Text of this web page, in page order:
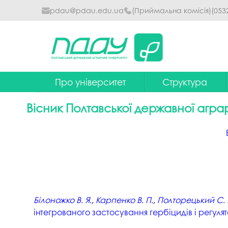
pdau@pdau.edu.ua (Приймальна комісія)
Про університет
Ректор
Історія
Гімн ПДАУ
Структура
Наглядова рада
Вчена рада
Коледжі
Бібліотека
Вісник Полтавської державної
Білоножко В. Я., Карпенко В. П., Полторецький С.
інтегрованого застосування гербіцидів і